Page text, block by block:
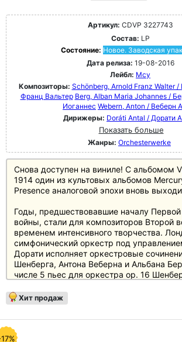
Артикул: CDVP 3227743
Состав: LP
Состояние: Новое. Заводская
Дата релиза: 19-08-2016
Лейбл: Mcy
Композиторы: Schönberg, Arnold Franz Walter
Франц Вальтер Berg, Alban Maria Johannes /
Иоганнес Webern, Anton / Веберн
Дирижеры: Doráti Antal / Дорати
Показать больше
Жанры: Orchesterwerke
Снова доступен на виниле! С альбомом
1914 один из культовых альбомов
Presence аналоговой эпохи вновь
Годы, предшествовавшие началу
войны, стали для композиторов Второй
временем интенсивного творчества.
симфонический оркестр под
Дорати исполняет оркестровые
Шенберга, Антона Веберна и Альбана
числе 5 пьес для оркестра ор. 16
"Перипетия Перипетии" и "Обязательный
также 5 пьес для оркестра ор. 10
Mercury Living Presence - это чистое и
Хит продаж